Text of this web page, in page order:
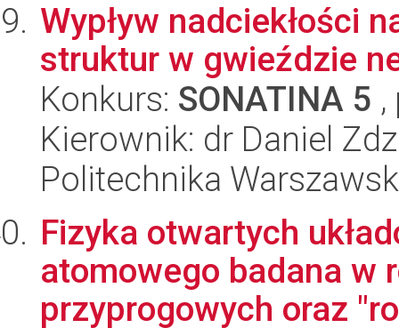
Wypływ nadciekłości
struktur w gwieździe
Konkurs: SONATINA 5
Kierownik: dr Daniel
Politechnika
Fizyka otwartych
atomowego badana w
przyprogowych oraz